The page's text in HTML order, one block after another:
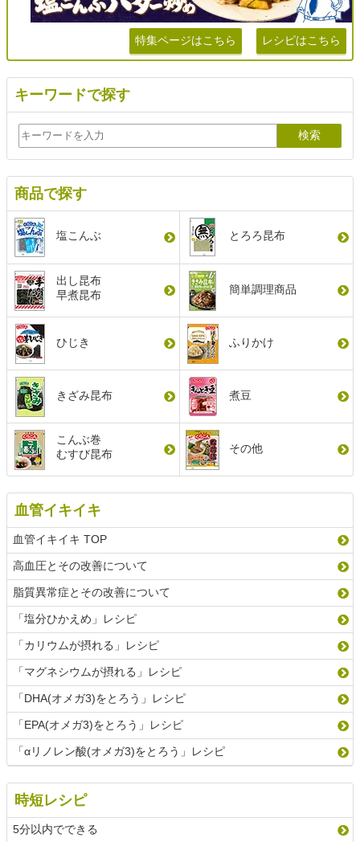
特集ページはこちら レシピはこちら
キーワードで探す
商品で探す
塩こんぶ とろろ昆布
出し昆布
早煮昆布
簡単調理商品
ひじき ふりかけ
きざみ昆布 煮豆
こんぶ巻
むすび昆布
その他
血管イキイキ
血管イキイキ TOP
高血圧とその改善について
脂質異常症とその改善について
「塩分ひかえめ」レシピ
「カリウムが摂れる」レシピ
「マグネシウムが摂れる」レシピ
「DHA(オメガ3)をとろう」レシピ
「EPA(オメガ3)をとろう」レシピ
「αリノレン酸(オメガ3)をとろう」レシピ
時短レシピ
5分以内でできる